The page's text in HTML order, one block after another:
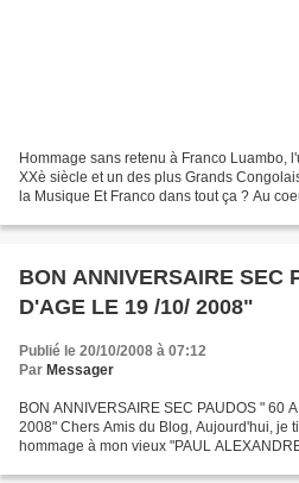
Hommage sans retenu à Franco Luambo,
XXè siècle et un des plus Grands
la Musique Et Franco dans tout ça ? Au
BON ANNIVERSAIRE SEC
D'AGE LE 19 /10/ 2008"
Publié le 20/10/2008 à 07:12
Par Messager
BON ANNIVERSAIRE SEC PAUDOS " 60
2008" Chers Amis du Blog, Aujourd'hui, je
hommage à mon vieux "PAUL